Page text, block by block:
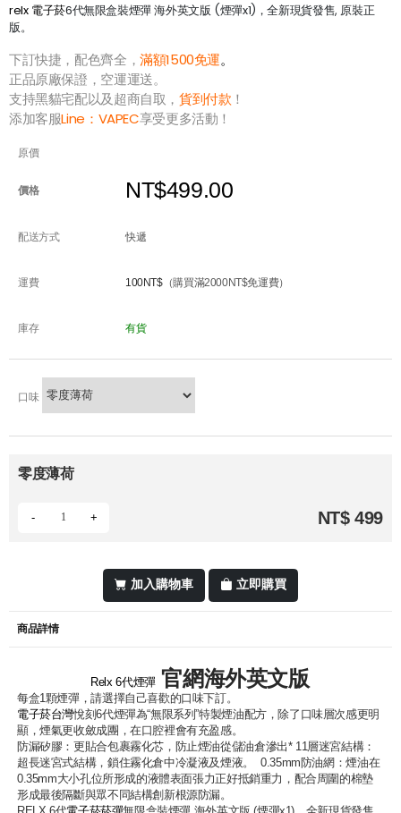
relx 電子菸6代無限盒裝煙彈 海外英文版 (煙彈x1)，全新現貨發售, 原裝正
版。
下訂快捷，配色齊全，滿額1500免運。
正品原廠保證，空運運送。
支持黑貓宅配以及超商自取，貨到付款 ！
添加客服Line： VAPEC享受更多活動！
原價
價格 NT$499.00
配送方式 快遞
運費 100NT$（購買滿2000NT$免運費）
庫存 有貨
口味
零度薄荷
- + NT$ 499
加入購物車 立即購買
商品詳情
Relx 6代煙彈官網海外英文版
每盒1顆煙彈，請選擇自己喜歡的口味下訂。
電子菸台灣悅刻6代煙彈為“無限系列”特製煙油配方，除了口味層次感更明
顯，煙氣更收斂成團，在口腔裡會有充盈感。
防漏矽膠：更貼合包裹霧化芯，防止煙油從儲油倉滲出* 11層迷宮結構：
超長迷宮式結構，鎖住霧化倉中冷凝液及煙液。 0.35mm防油網：煙油在
0.35mm大小孔位所形成的液體表面張力正好抵銷重力，配合周圍的棉墊
形成最後隔斷與眾不同結構創新根源防漏。